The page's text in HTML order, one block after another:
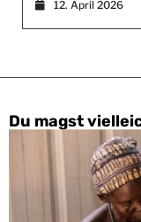
12. April 2026
Du magst